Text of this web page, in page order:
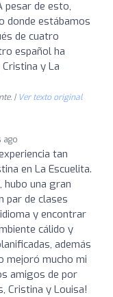
pesar de esto,
donde estábamos
de cuatro
español ha
y La
| Ver texto original
ago
tan
en La Escuelita.
hubo una gran
par de clases
y encontrar
cálido y
además
mejoró mucho mi
amigos de por
Cristina y Louisa!